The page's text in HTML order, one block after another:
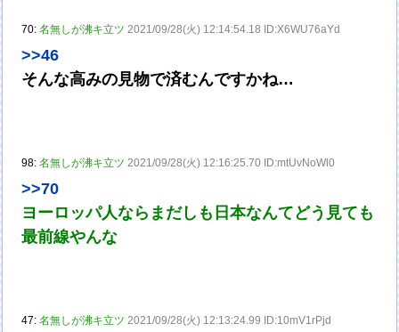
70:名無しが沸キ立ツ 2021/09/28(火) 12:14:54.18 ID:X6WU76aYd
>>46
そんな高みの見物で済むんですかね…
98:名無しが沸キ立ツ 2021/09/28(火) 12:16:25.70 ID:mtUvNoWl0
>>70
ヨーロッパ人ならまだしも日本なんてどう見ても
最前線やんな
47:名無しが沸キ立ツ 2021/09/28(火) 12:13:24.99 ID:10mV1rPjd